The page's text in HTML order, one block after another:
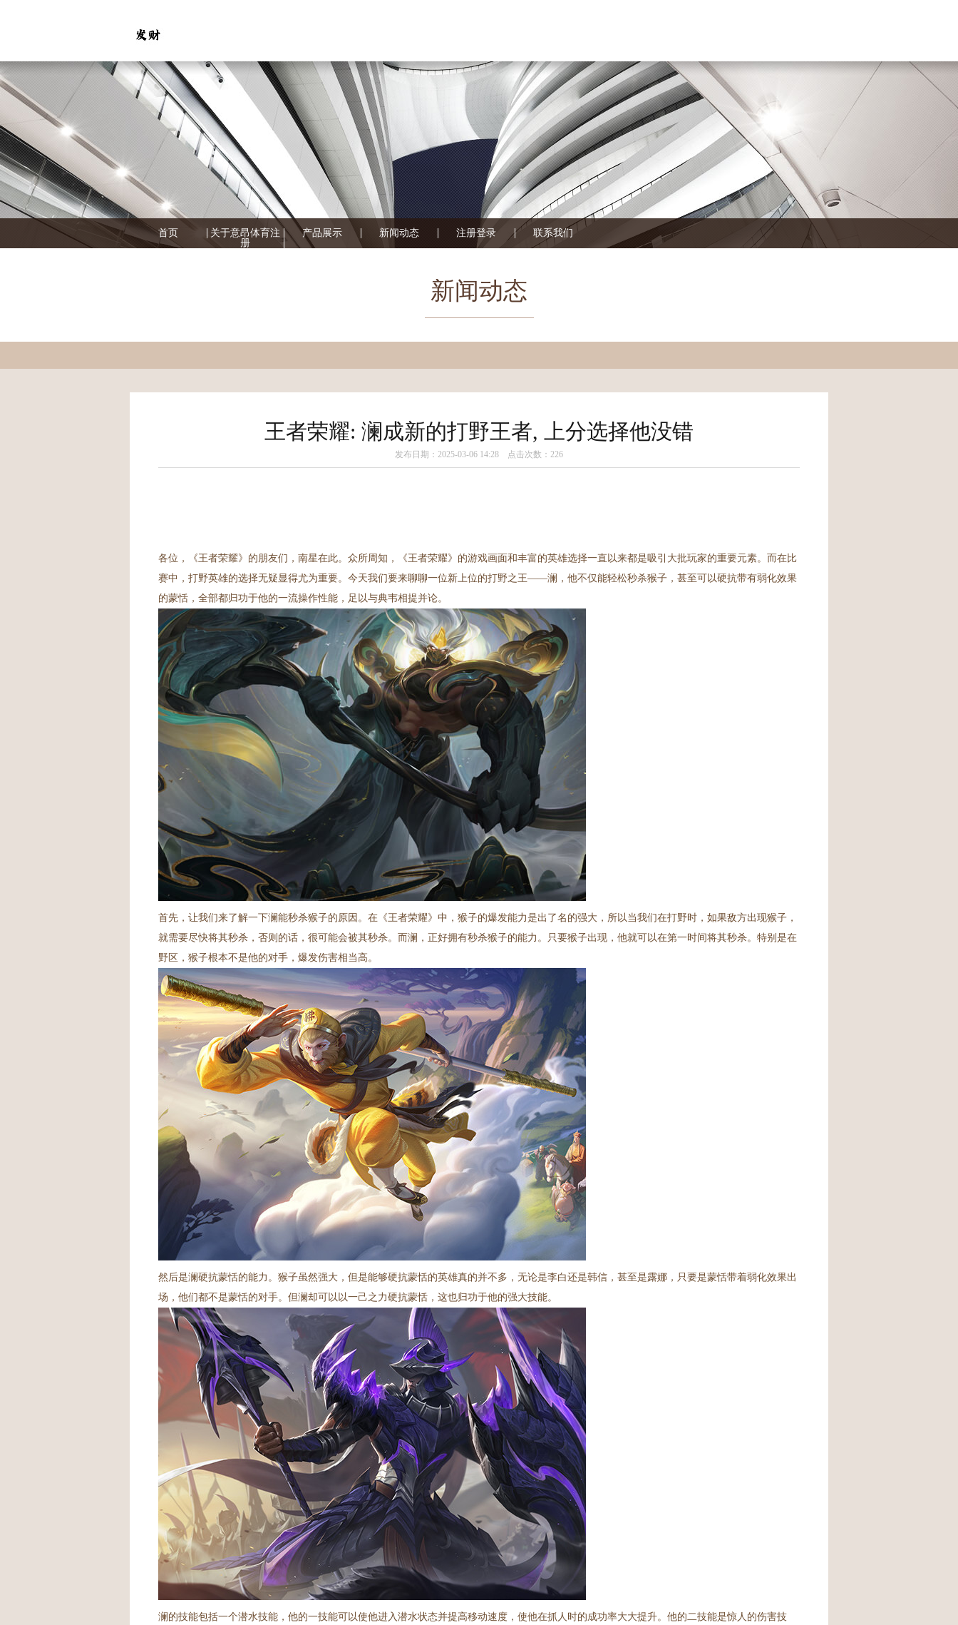
首页
关于意昂体育注
册
产品展示 新闻动态 注册登录 联系我们
新闻动态
王者荣耀: 澜成新的打野王者, 上分选择他没错
发布日期：2025-03-06 14:28 点击次数：226
各位，《王者荣耀》的朋友们，南星在此。众所周知，《王者荣耀》的游戏画面和丰富的英雄选择一直以来都是吸引大批玩家的重要元素。而在比
赛中，打野英雄的选择无疑显得尤为重要。今天我们要来聊聊一位新上位的打野之王——澜，他不仅能轻松秒杀猴子，甚至可以硬抗带有弱化效果
的蒙恬，全部都归功于他的一流操作性能，足以与典韦相提并论。
首先，让我们来了解一下澜能秒杀猴子的原因。在《王者荣耀》中，猴子的爆发能力是出了名的强大，所以当我们在打野时，如果敌方出现猴子，
就需要尽快将其秒杀，否则的话，很可能会被其秒杀。而澜，正好拥有秒杀猴子的能力。只要猴子出现，他就可以在第一时间将其秒杀。特别是在
野区，猴子根本不是他的对手，爆发伤害相当高。
然后是澜硬抗蒙恬的能力。猴子虽然强大，但是能够硬抗蒙恬的英雄真的并不多，无论是李白还是韩信，甚至是露娜，只要是蒙恬带着弱化效果出
场，他们都不是蒙恬的对手。但澜却可以以一己之力硬抗蒙恬，这也归功于他的强大技能。
澜的技能包括一个潜水技能，他的一技能可以使他进入潜水状态并提高移动速度，使他在抓人时的成功率大大提升。他的二技能是惊人的伤害技